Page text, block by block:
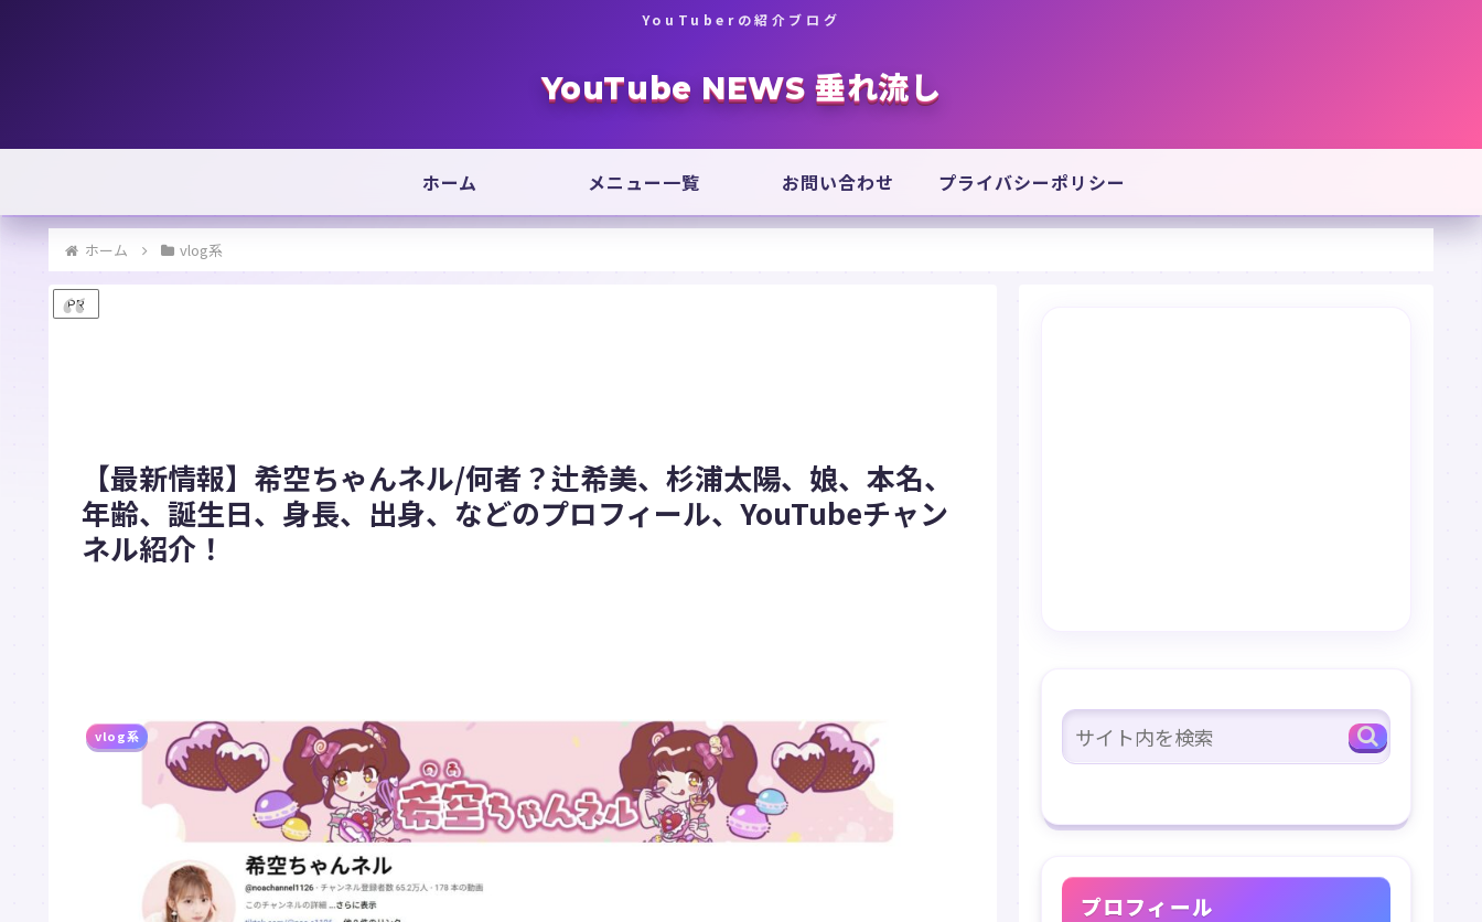
YouTuberの紹介ブログ
YouTube NEWS 垂れ流し
ホーム メニュー一覧 お問い合わせ プライバシーポリシー
ホーム vlog系
PR
【最新情報】希空ちゃんネル/何者？辻希美、杉浦太陽、娘、本名、
年齢、誕生日、身長、出身、などのプロフィール、YouTubeチャン
ネル紹介！
vlog系
プロフィール